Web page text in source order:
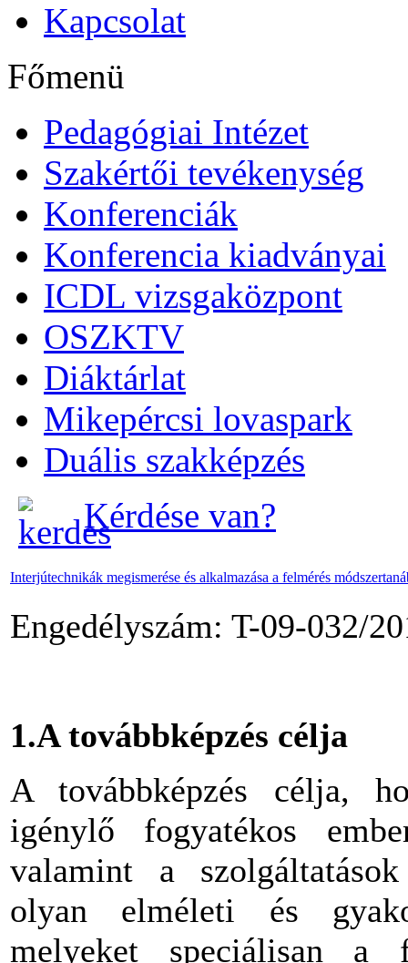
Kapcsolat
Főmenü
Pedagógiai Intézet
Szakértői tevékenység
Konferenciák
Konferencia kiadványai
ICDL vizsgaközpont
OSZKTV
Diáktárlat
Mikepércsi lovaspark
Duális szakképzés
Kérdése van?
Interjútechnikák megismerése és alkalmazása a felmérés
Engedélyszám: T-09-032/
1.A továbbképzés célja
A továbbképzés célja,
igénylő fogyatékos
valamint a
olyan elméleti és
melyeket speciálisan a